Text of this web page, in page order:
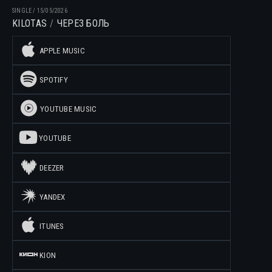
SINGLE/ 15/05/2026
KILOTAS ЧЕРЕЗ БОЛЬ
APPLE MUSIC
SPOTIFY
YOUTUBE MUSIC
YOUTUBE
DEEZER
YANDEX
ITUNES
KION